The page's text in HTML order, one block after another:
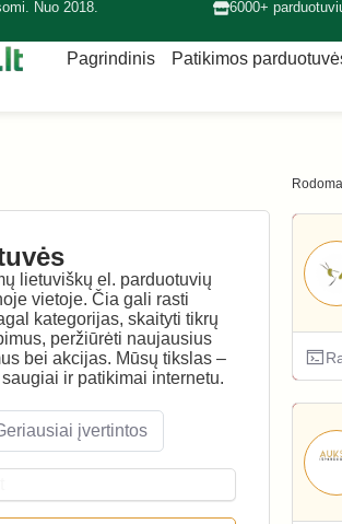
Nuo 2018. 6000+
Pagrindinis Patikimos
lietuviškų el. parduotuvių
vietoje. Čia gali rasti
kategorijas, skaityti tikrų
peržiūrėti naujausius
bei akcijas. Mūsų tikslas –
ir patikimai internetu.
įvertintos